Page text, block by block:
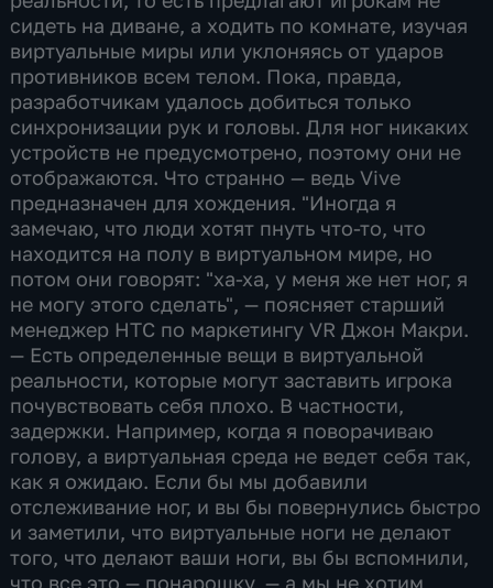
сидеть на диване, а ходить по комнате, изучая
виртуальные миры или уклоняясь от ударов
противников всем телом. Пока, правда,
разработчикам удалось добиться только
синхронизации рук и головы. Для ног никаких
устройств не предусмотрено, поэтому они не
отображаются. Что странно — ведь Vive
предназначен для хождения. "Иногда я
замечаю, что люди хотят пнуть что-то, что
находится на полу в виртуальном мире, но
потом они говорят: "ха-ха, у меня же нет ног, я
не могу этого сделать", — поясняет старший
менеджер HTC по маркетингу VR Джон Макри.
— Есть определенные вещи в виртуальной
реальности, которые могут заставить игрока
почувствовать себя плохо. В частности,
задержки. Например, когда я поворачиваю
голову, а виртуальная среда не ведет себя так,
как я ожидаю. Если бы мы добавили
отслеживание ног, и вы бы повернулись быстро
и заметили, что виртуальные ноги не делают
того, что делают ваши ноги, вы бы вспомнили,
что все это — понарошку, — а мы не хотим